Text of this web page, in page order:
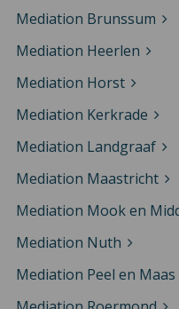
Mediation Brunssum
Mediation Heerlen
Mediation Horst
Mediation Kerkrade
Mediation Landgraaf
Mediation Maastricht
Mediation Mook en
Mediation Nuth
Mediation Peel en Maas